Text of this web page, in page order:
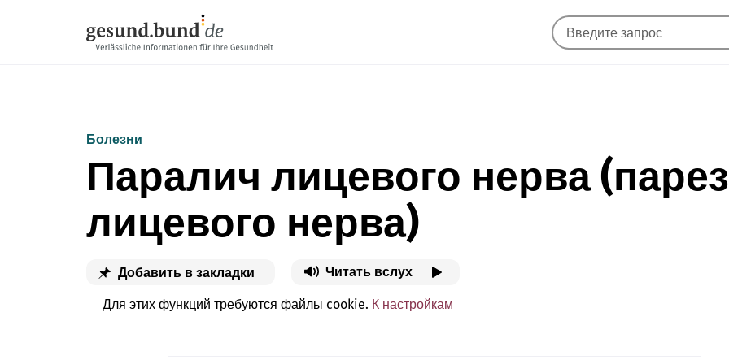
Болезни
Паралич лицевого нерва (парез
лицевого нерва)
Добавить в закладки Читать вслух
Для этих функций требуются файлы cookie. К настройкам